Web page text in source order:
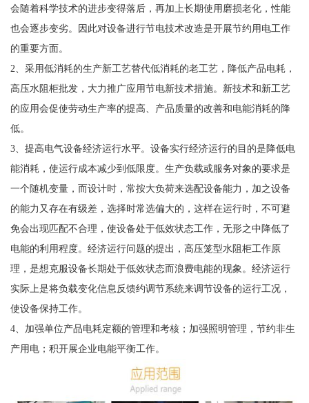
会随着科学技术的进步变得落后，再加上长期使用磨损老化，性能
也会逐步变劣。因此对设备进行节电技术改造是开展节约用电工作
的重要方面。
2、采用低消耗的生产新工艺替代低消耗的老工艺，降低产品电耗，
高压水阻柜批发，大力推广应用节电新技术措施。新技术和新工艺
的应用会促使劳动生产率的提高、产品质量的改善和电能消耗的降
低。
3、提高电气设备经济运行水平。设备实行经济运行的目的是降低电
能消耗，使运行成本减少到低限度。生产负载或服务对象的要求是
一个随机变量，而设计时，常按大负荷来选配设备能力，加之设备
的能力又存在有级差，选择时常选偏大的，这样在运行时，不可避
免会出现匹配不合理，使设备处于低效状态工作，无形之中降低了
电能的利用程度。经济运行问题的提出，高压笼型水阻柜工作原
理，是想克服设备长期处于低效状态而浪费电能的现象。经济运行
实际上是将负载变化信息反馈约调节系统来调节设备的运行工况，
使设备保持工作。
4、加强单位产品电耗定额的管理和考核；加强照明管理，节约非生
产用电；积开展企业电能平衡工作。